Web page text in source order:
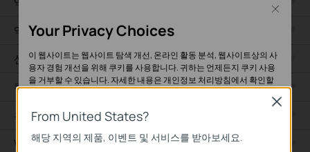
액세스 맥스
산업용
캠퍼스
유선 라우터
WiFi 라우터
From United States?
해당 지역의 제품, 이벤트 및 서비스를 받아보세요.
Close
Your Privacy Choices
이 웹사이트는 웹사이트 탐색 개선, 온라인 활동 분석, 웹사이트상의 사
용자 경험 개선을 위해 쿠키를 사용합니다. 귀하는 언제든지 쿠키 사용
을 거부할 수 있습니다. 자세한 내용은개인정보 처리방침에서 확인할
수 있습니다.
기본 쿠키
이 쿠키는 웹사이트가 작동하는 데 필요하며 사용자의 시스템에서 비활
Close